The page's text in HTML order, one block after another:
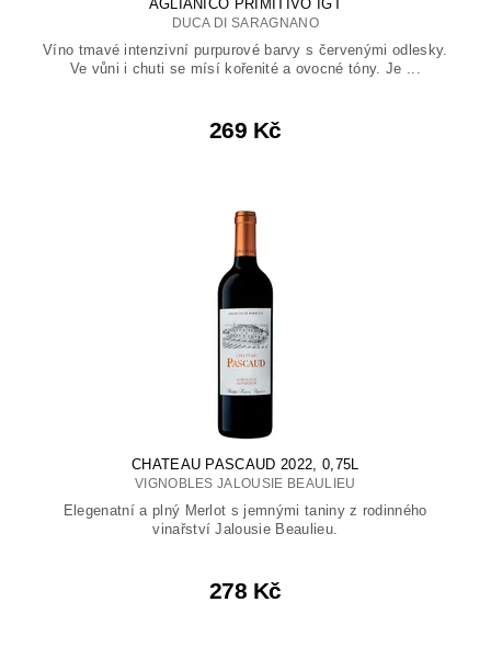
AGLIANICO PRIMITIVO IGT
DUCA DI SARAGNANO
Víno tmavé intenzivní purpurové barvy s červenými odlesky.
Ve vůni i chuti se mísí kořenité a ovocné tóny. Je ...
269 Kč
CHATEAU PASCAUD 2022, 0,75L
VIGNOBLES JALOUSIE BEAULIEU
Elegenatní a plný Merlot s jemnými taniny z rodinného
vinařství Jalousie Beaulieu.
278 Kč